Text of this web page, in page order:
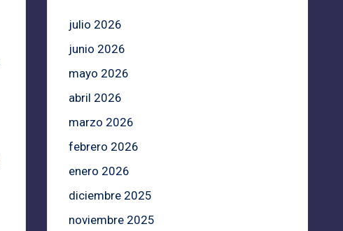
julio 2026
junio 2026
mayo 2026
abril 2026
marzo 2026
febrero 2026
enero 2026
diciembre 2025
noviembre 2025